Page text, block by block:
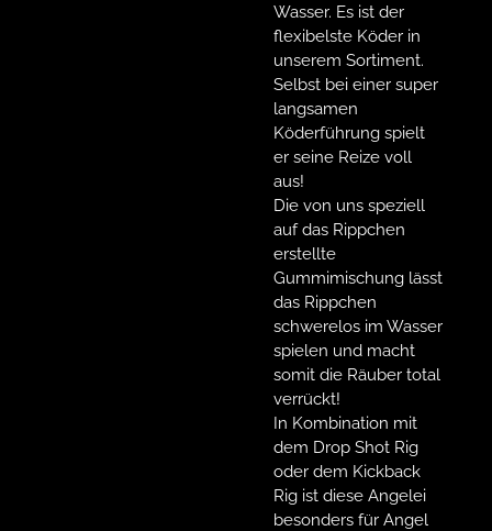
Wasser. Es ist der
flexibelste Köder in
unserem Sortiment.
Selbst bei einer super
langsamen
Köderführung spielt
er seine Reize voll
aus!
Die von uns speziell
auf das Rippchen
erstellte
Gummimischung lässt
das Rippchen
schwerelos im Wasser
spielen und macht
somit die Räuber total
verrückt!
In Kombination mit
dem Drop Shot Rig
oder dem Kickback
Rig ist diese Angelei
besonders für Angel